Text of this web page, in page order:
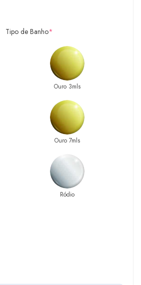
Tipo de Banho*
Ouro 3mls
Ouro 7mls
Ródio